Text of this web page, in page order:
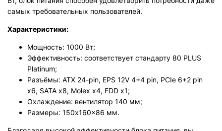
самых требовательных пользователей.
Характеристики:
Мощность: 1000 Вт;
Эффективность: соответствует стандарту 80 PLUS
Platinum;
Разъёмы: ATX 24-pin, EPS 12V 4+4 pin, PCIe 6+2 pin
x6, SATA x8, Molex x4, FDD x1;
Охлаждение: вентилятор 140 мм;
Размеры: 150x160x86 мм.